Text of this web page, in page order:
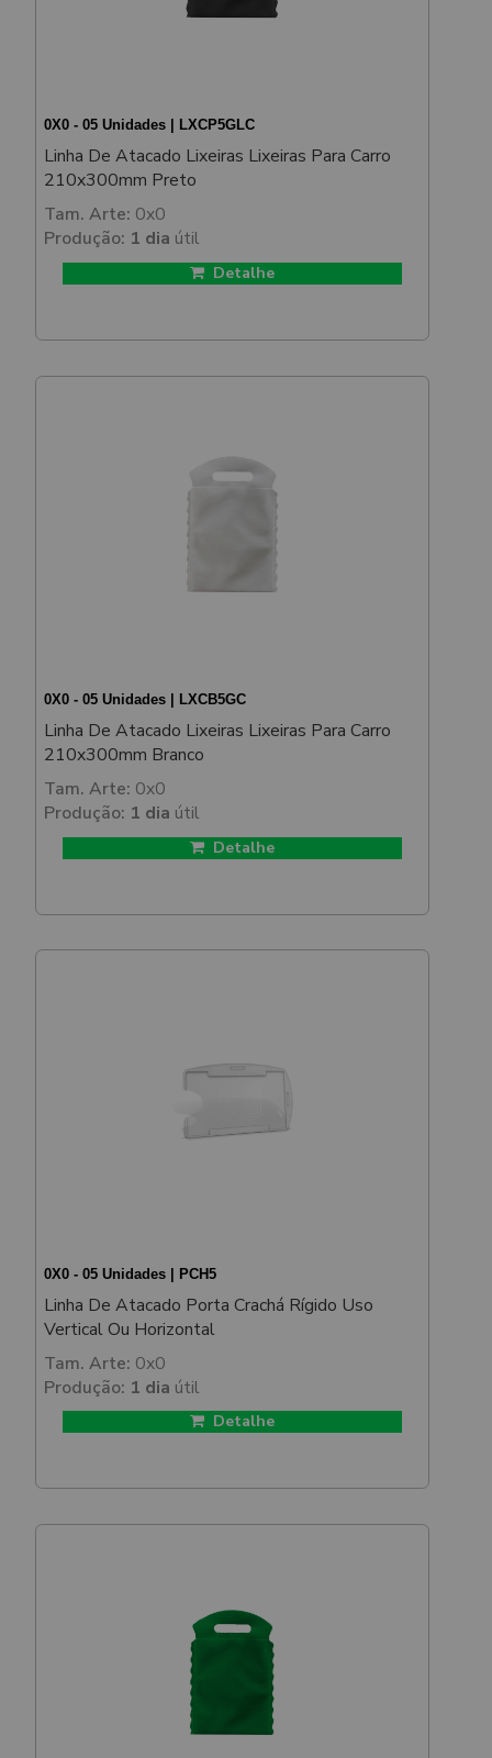
0X0 - 05 Unidades | LXCP5GLC
Linha De Atacado Lixeiras Lixeiras Para Carro
210x300mm Preto
Tam. Arte: 0x0
Produção: 1 dia útil
Detalhe
0X0 - 05 Unidades | LXCB5GC
Linha De Atacado Lixeiras Lixeiras Para Carro
210x300mm Branco
Tam. Arte: 0x0
Produção: 1 dia útil
Detalhe
0X0 - 05 Unidades | PCH5
Linha De Atacado Porta Crachá Rígido Uso
Vertical Ou Horizontal
Tam. Arte: 0x0
Produção: 1 dia útil
Detalhe